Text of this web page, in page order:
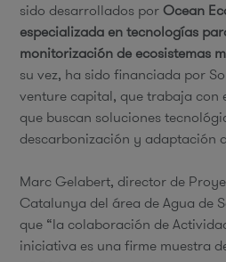
sido desarrollados porOcean
especializada en tecnologías
monitorización de ecosistemas
su vez, ha sido financiada por
venture capital, que trabaja con
que buscan soluciones
descarbonización y adaptación
Marc Gelabert, director de
Catalunya del área de Agua de
que “la colaboración de
iniciativa es una firme muestra